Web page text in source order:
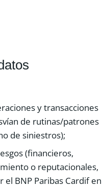
y transacciones
de rutinas/patrones
de siniestros);
(financieros,
o reputacionales,
BNP Paribas Cardif en